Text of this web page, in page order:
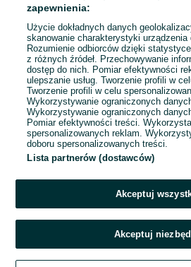
E-mail
Hasło
Zaloguj się
zapewnienia:
Użycie dokładnych danych
skanowanie charakterystyki urządzenia
Rozumienie odbiorców dzięki
z różnych źródeł. Przechowywanie
dostęp do nich. Pomiar efektywności
ulepszanie usług. Tworzenie profili w
Tworzenie profili w celu
Wykorzystywanie ograniczonych
Wykorzystywanie ograniczonych
Pomiar efektywności treści.
spersonalizowanych reklam.
doboru spersonalizowanych treści.
Lista partnerów (dostawców)
Akceptuj
Akceptuj